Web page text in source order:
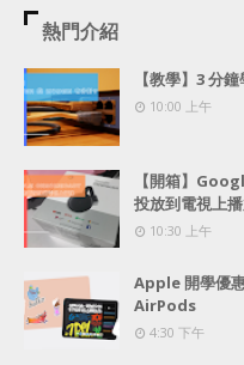
熱門介紹
【教學】3 分
10:00 上午
【開箱】
投放到電視上
10:30 上午
Apple 開學優
AirPods
4:30 下午